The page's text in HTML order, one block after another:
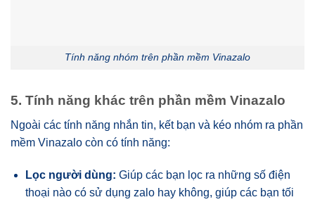
Tính năng nhóm trên phần mềm Vinazalo
5. Tính năng khác trên phần mềm Vinazalo
Ngoài các tính năng nhắn tin, kết bạn và kéo nhóm ra phần
mềm Vinazalo còn có tính năng:
Lọc người dùng: Giúp các bạn lọc ra những số điện
thoại nào có sử dụng zalo hay không, giúp các bạn tối